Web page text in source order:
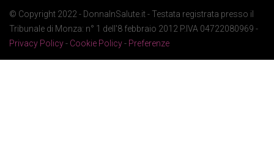
© Copyright 2022 - DonnaInSalute.it - Testata registrata presso il
Tribunale di Monza: n° 1 dell'8 febbraio 2012 P.IVA 04722080969 -
Privacy Policy- Cookie Policy- Preferenze